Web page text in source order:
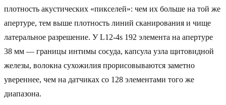
плотность акустических «пикселей»: чем их больше на той же
апертуре, тем выше плотность линий сканирования и чище
латеральное разрешение. У L12-4s 192 элемента на апертуре
38 мм — границы интимы сосуда, капсула узла щитовидной
железы, волокна сухожилия прорисовываются заметно
увереннее, чем на датчиках со 128 элементами того же
диапазона.